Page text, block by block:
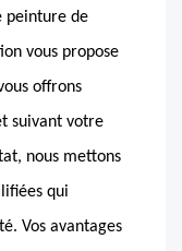
peinture de
vous propose
offrons
suivant votre
nous mettons
qui
Vos avantages